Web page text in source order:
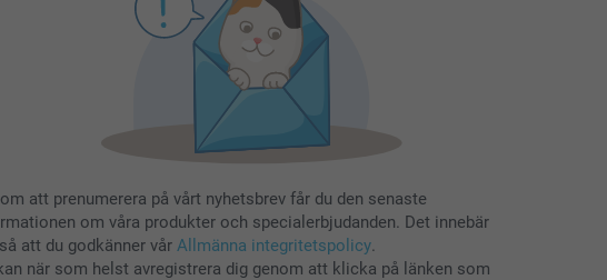
att prenumerera på vårt nyhetsbrev får du den senaste
om våra produkter och specialerbjudanden. Det innebär
att du godkänner vår Allmänna integritetspolicy.
när som helst avregistrera dig genom att klicka på länken som